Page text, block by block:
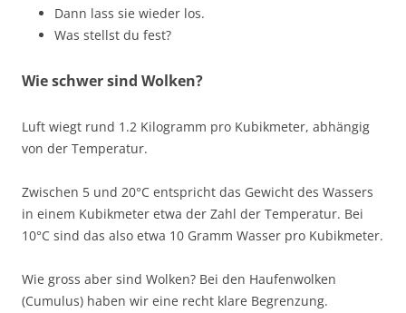
Dann lass sie wieder los.
Was stellst du fest?
Wie schwer sind Wolken?
Luft wiegt rund 1.2 Kilogramm pro Kubikmeter, abhängig
von der Temperatur.
Zwischen 5 und 20°C entspricht das Gewicht des Wassers
in einem Kubikmeter etwa der Zahl der Temperatur. Bei
10°C sind das also etwa 10 Gramm Wasser pro Kubikmeter.
Wie gross aber sind Wolken? Bei den Haufenwolken
(Cumulus) haben wir eine recht klare Begrenzung.